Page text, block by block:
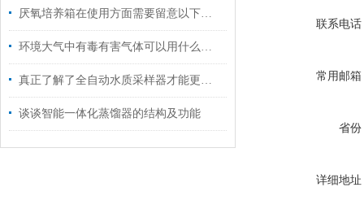
厌氧培养箱在使用方面需要留意以下事项
环境大气中有毒有害气体可以用什么仪器检测？
真正了解了全自动水质采样器才能更好的操作它
谈谈智能一体化蒸馏器的结构及功能
联系电话
常用邮箱
省份
详细地址